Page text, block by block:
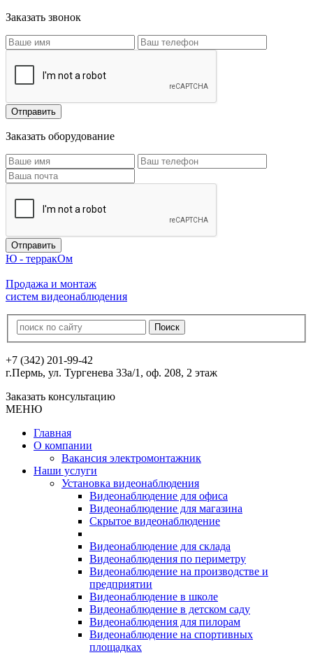
Заказать звонок
Заказать оборудование
Ю - терракОм
Продажа и монтаж
систем видеонаблюдения
+7 (342) 201-99-42
г.Пермь, ул. Тургенева 33а/1, оф. 208, 2 этаж
Заказать консультацию
МЕНЮ
Главная
О компании
Вакансия электромонтажник
Наши услуги
Установка видеонаблюдения
Видеонаблюдение для офиса
Видеонаблюдение для магазина
Скрытое видеонаблюдение
Видеонаблюдение для склада
Видеонаблюдения по периметру
Видеонаблюдение на производстве и
предприятии
Видеонаблюдение в школе
Видеонаблюдение в детском саду
Видеонаблюдения для пилорам
Видеонаблюдение на спортивных
площадках